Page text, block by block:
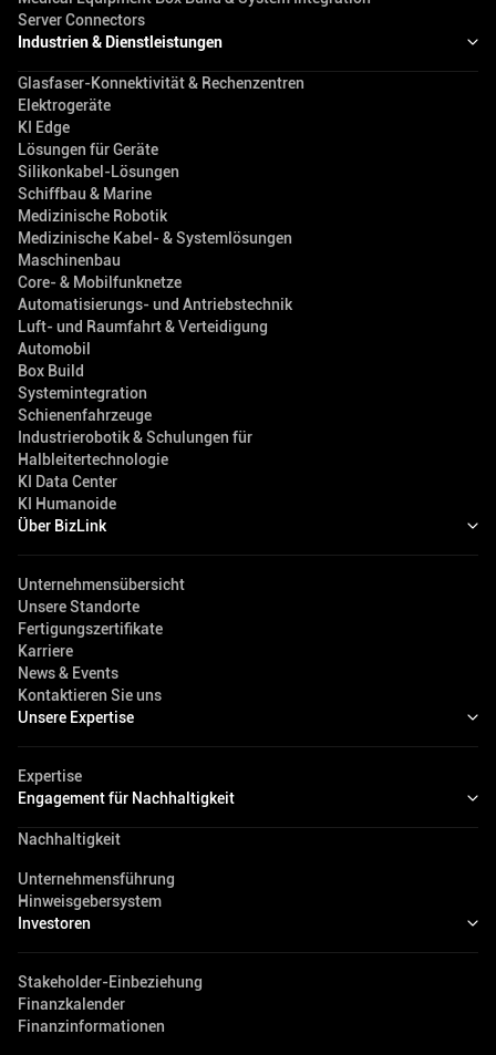
Server Connectors
Industrien & Dienstleistungen
Glasfaser-Konnektivität & Rechenzentren
Elektrogeräte
KI Edge
Lösungen für Geräte
Silikonkabel-Lösungen
Schiffbau & Marine
Medizinische Robotik
Medizinische Kabel- & Systemlösungen
Maschinenbau
Core- & Mobilfunknetze
Automatisierungs- und Antriebstechnik
Luft- und Raumfahrt & Verteidigung
Automobil
Box Build
Systemintegration
Schienenfahrzeuge
Industrierobotik & Schulungen für
Halbleitertechnologie
KI Data Center
KI Humanoide
Über BizLink
Unternehmensübersicht
Unsere Standorte
Fertigungszertifikate
Karriere
News & Events
Kontaktieren Sie uns
Unsere Expertise
Expertise
Engagement für Nachhaltigkeit
Nachhaltigkeit
Unternehmensführung
Hinweisgebersystem
Investoren
Stakeholder-Einbeziehung
Finanzkalender
Finanzinformationen